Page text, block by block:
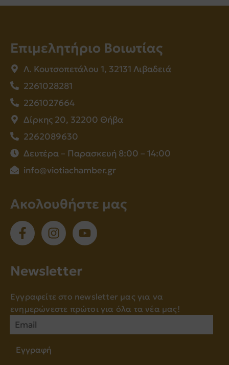
Επιμελητήριο Βοιωτίας
Λ. Κουτσοπετάλου 1, 32131 Λιβαδειά
2261028281
2261027664
Δίρκης 20, 32200 Θήβα
2262089630
Δευτέρα – Παρασκευή 8:00 – 14:00
info@viotiachamber.gr
Ακολουθήστε μας
Νewsletter
Εγγραφείτε στο newsletter μας για να
ενημερώνεστε πρώτοι για όλα τα νέα μας!
Εγγραφή